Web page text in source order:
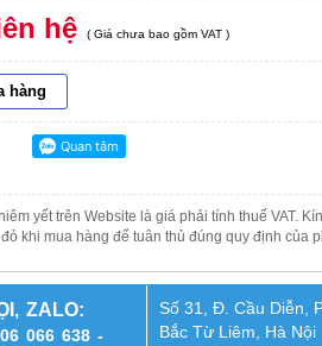
hệ ( Giá chưa bao gồm VAT )
hàng
yết trên Website là giá phải tính thuế VAT.
khi mua hàng để tuân thủ đúng quy định của
ZALO:
066 638 -
Số 31, Đ. Cầu Diễn,
Bắc Từ Liêm, Hà Nội